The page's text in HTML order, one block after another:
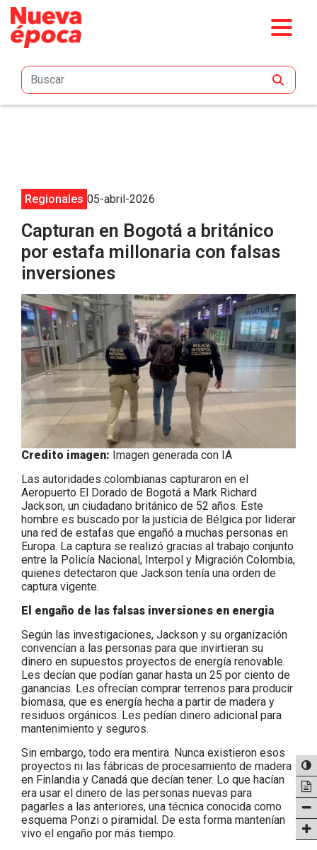
Saltar al contenido principal
Regionales 05-abril-2026
Capturan en Bogotá a británico
por estafa millonaria con falsas
inversiones
Credito imagen: Imagen generada con IA
Las autoridades colombianas capturaron en el
Aeropuerto El Dorado de Bogotá a Mark Richard
Jackson, un ciudadano británico de 52 años. Este
hombre es buscado por la justicia de Bélgica por liderar
una red de estafas que engañó a muchas personas en
Europa. La captura se realizó gracias al trabajo conjunto
entre la Policía Nacional, Interpol y Migración Colombia,
quienes detectaron que Jackson tenía una orden de
captura vigente.
El engaño de las falsas inversiones en energia
Según las investigaciones, Jackson y su organización
convencían a las personas para que invirtieran su
dinero en supuestos proyectos de energía renovable.
Les decían que podían ganar hasta un 25 por ciento de
ganancias. Les ofrecían comprar terrenos para producir
biomasa, que es energía hecha a partir de madera y
residuos orgánicos. Les pedían dinero adicional para
mantenimiento y seguros.
Sin embargo, todo era mentira. Nunca existieron esos
proyectos ni las fábricas de procesamiento de madera
en Finlandia y Canadá que decían tener. Lo que hacían
era usar el dinero de las personas nuevas para
pagarles a las anteriores, una técnica conocida como
esquema Ponzi o piramidal. De esta forma mantenían
vivo el engaño por más tiempo.